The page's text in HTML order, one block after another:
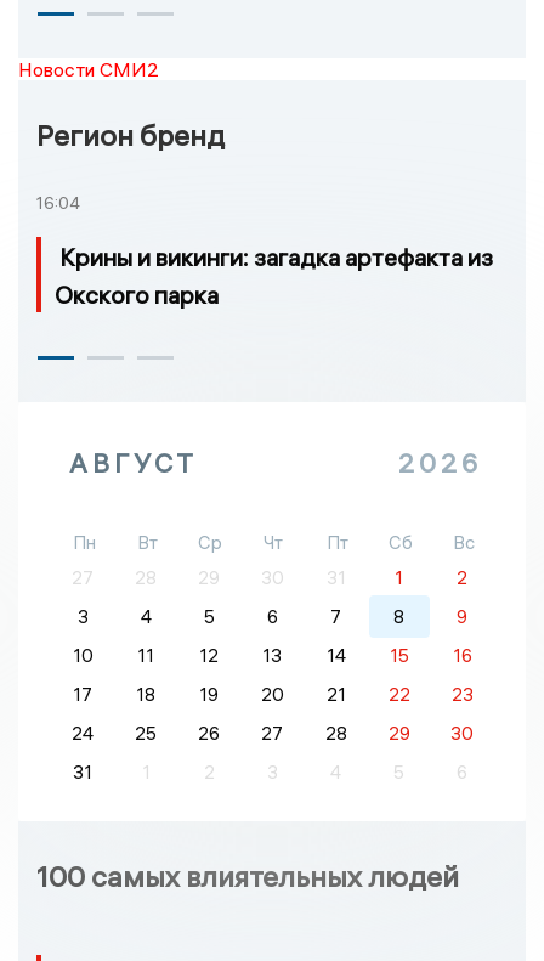
Новости СМИ2
Регион бренд
16:04
Крины и викинги: загадка артефакта из
Окского парка
АВГУСТ 2026
Пн Вт Ср Чт Пт Сб
Вс
27
28 29 30 31 1
2
3
4 5 6 7 8
9
10
11 12 13 14 15
16
17
18 19 20 21 22
23
24
25 26 27 28 29
30
31
1 2 3 4 5 6
100 самых влиятельных людей